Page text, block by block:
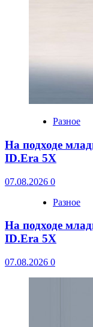
Разное
На подходе
ID.Era 5X
07.08.2026 0
Разное
На подходе
ID.Era 5X
07.08.2026 0